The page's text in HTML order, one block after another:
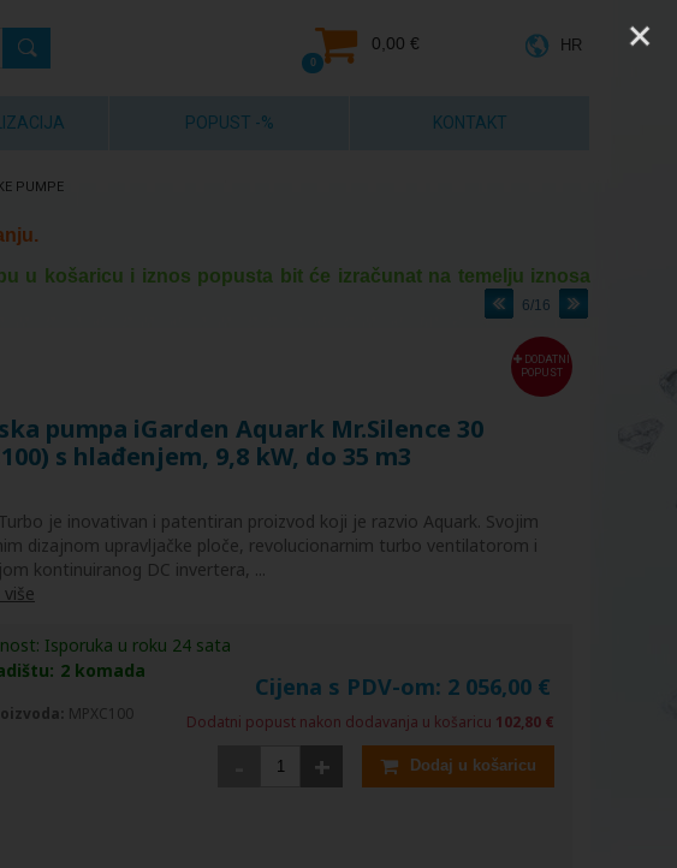
0,00 €
0
HR
POPUST -% KONTAKT
PUMPE
u košaricu i iznos popusta bit će izračunat na temelju iznosa
6/16
DODATNI
POPUST
pumpa iGarden Aquark Mr.Silence 30
s hlađenjem, 9,8 kW, do 35 m3
je inovativan i patentiran proizvod koji je razvio Aquark. Svojim
dizajnom upravljačke ploče, revolucionarnim turbo ventilatorom i
kontinuiranog DC invertera, ...
MPXC100
Isporuka u roku 24 sata
2 komada
Cijena s PDV-om: 2 056,00 €
Dodatni popust nakon dodavanja u košaricu 102,80 €
+ Dodaj u košaricu